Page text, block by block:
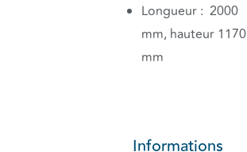
Longueur : 2000
mm, hauteur 1170
mm
Informations